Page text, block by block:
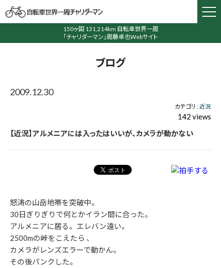
150ヶ国 131,214km 自転車世界一周
「チャリダーマン」周藤卓也Webサイト
ブログ
2009.12.30
カテゴリ :近況
142 views
【近況】アルメニアには入ったはいいが、カメラが動かない
怒涛の山岳地帯を突破中。
30日ぎりぎりで何とかイラン間に合った。
アルメニアに居る。エレバン遠い。
2500mの峠をこえたら 、
カメラがレンズエラーで動かん。
その後パンクした。